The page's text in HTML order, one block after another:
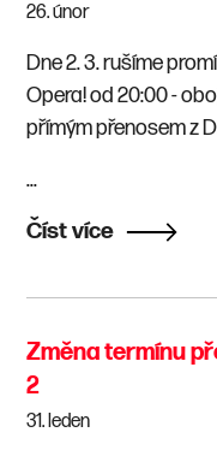
26.únor
Dne 2. 3. rušíme
Opera! od 20:00 -
přímým přenosem z
...
Číst více
Změna termínu
2
31.leden